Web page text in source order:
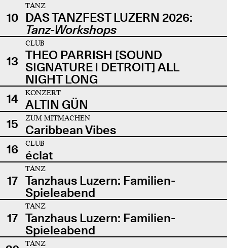
10
TANZ
DAS TANZFEST LUZERN 2026:
Tanz-Workshops
13
CLUB
THEO PARRISH [SOUND
SIGNATURE | DETROIT] ALL
NIGHT LONG
14
KONZERT
ALTIN GÜN
15
ZUM MITMACHEN
Caribbean Vibes
16
CLUB
éclat
17
TANZ
Tanzhaus Luzern: Familien-
Spieleabend
17
TANZ
Tanzhaus Luzern: Familien-
Spieleabend
TANZ